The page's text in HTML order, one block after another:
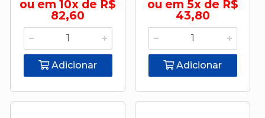
ou em 10x de R$
82,60
Adicionar
ou em 5x de R$
43,80
Adicionar